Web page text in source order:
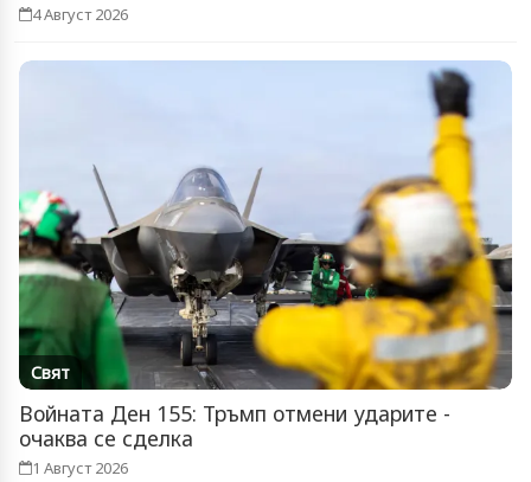
4 Август 2026
Свят
Войната Ден 155: Тръмп отмени ударите -
очаква се сделка
1 Август 2026